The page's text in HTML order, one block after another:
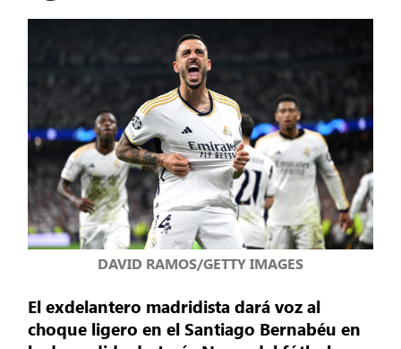
DAVID RAMOS/GETTY IMAGES
El exdelantero madridista dará voz al
choque ligero en el Santiago Bernabéu en